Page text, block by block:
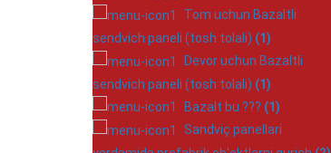
Tom uchun Bazaltli
sendvich paneli (tosh tolali) (1)
Devor uchun Bazaltli
sendvich paneli (tosh tolali) (1)
Bazalt bu ??? (1)
Sandviç panellari